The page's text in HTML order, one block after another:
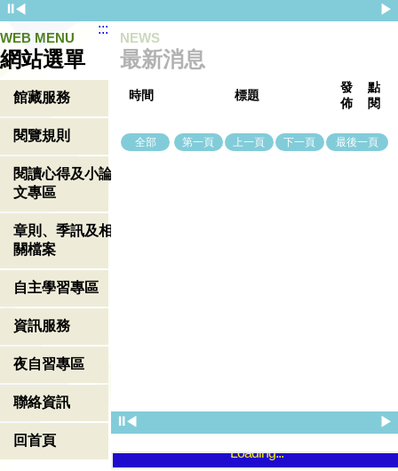
⏸◀
▶
WEB MENU
網站選單
館藏服務
閱覽規則
閱讀心得及小論
文專區
章則、季訊及相
關檔案
自主學習專區
資訊服務
夜自習專區
聯絡資訊
回首頁
:::
最新消息
NEWS
時間 標題
發
佈
點
閱
全部 第一頁 上一頁 下一頁 最後一頁
⏸◀ ▶
Loading...